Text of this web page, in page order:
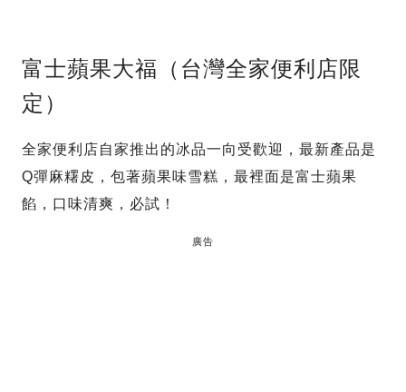
富士蘋果大福（台灣全家便利店限
定）
全家便利店自家推出的冰品一向受歡迎，最新產品是
Q彈麻糬皮，包著蘋果味雪糕，最裡面是富士蘋果
餡，口味清爽，必試！
廣告